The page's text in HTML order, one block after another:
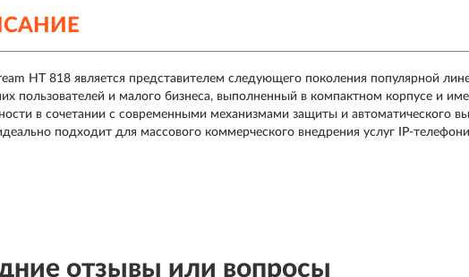
HT 818 является представителем следующего поколения популярной
пользователей и малого бизнеса, выполненный в компактном корпусе и
в сочетании с современными механизмами защиты и автоматического
подходит для массового коммерческого внедрения услуг IP-
отзывы или вопросы